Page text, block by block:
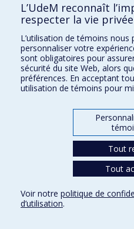
Kinésiologie et des sciences de
Orthophonie et audiologie
Réadaptation
Directions
DPC
CPASS
L’UdeM reconnaît
respecter la vie privée
L’utilisation de témoins nous
personnaliser votre
sont obligatoires pour
sécurité du site Web, alors
préférences. En acceptant
utilisation de témoins pour
Tout
Tout
Voir notre politique de
d’utilisation.